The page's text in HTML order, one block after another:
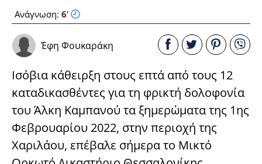
Ανάγνωση: 6'
Έφη Φουκαράκη
Ισόβια κάθειρξη στους επτά από τους 12
καταδικασθέντες για τη φρικτή δολοφονία
του Άλκη Καμπανού τα ξημερώματα της 1ης
Φεβρουαρίου 2022, στην περιοχή της
Χαριλάου, επέβαλε σήμερα το Μικτό